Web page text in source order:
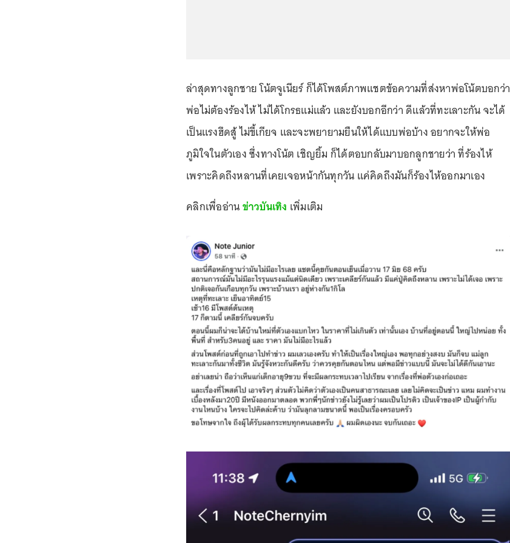
ล่าสุดทางลูกชาย โน้ตจูเนียร์ ก็ได้โพสต์ภาพแชตข้อความที่ส่งหาพ่อโน้ตบอกว่า
พ่อไม่ต้องร้องไห้ ไม่ได้โกรธแม่แล้ว และยังบอกอีกว่า ดีแล้วที่ทะเลาะกัน จะได้
เป็นแรงฮึดสู้ ไม่ขี้เกียจ และจะพยายามยืนให้ได้แบบพ่อบ้าง อยากจะให้พ่อ
ภูมิใจในตัวเอง ซึ่งทางโน้ต เชิญยิ้ม ก็ได้ตอบกลับมาบอกลูกชายว่า ที่ร้องไห้
เพราะคิดถึงหลานที่เคยเจอหน้ากันทุกวัน แค่คิดถึงมันก็ร้องไห้ออกมาเอง
คลิกเพื่ออ่านข่าวบันเทิง เพิ่มเติม